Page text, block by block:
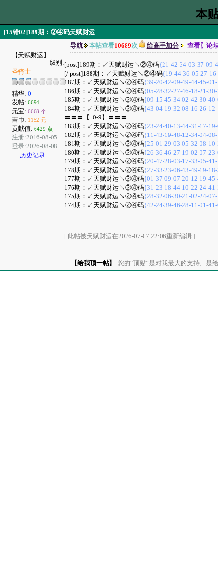
本
[15错02]189期：②④码天赋财运
【天赋财运】
级别:
圣骑士
精华: 0
发帖: 6694
元宝: 6668 个
吉币: 1152 元
贡献值: 6429 点
注册:2016-08-05
登录:2026-08-08
历史记录
导航 本帖查看10689次 给高手加分 查看〖论
[post]189期：↙天赋财运↘②④码{21-42-34-03-37-09-
[/ post]188期：↙天赋财运↘②④码{19-44-36-05-27-
187期：↙天赋财运↘②④码{39-20-42-09-49-44-45-
186期：↙天赋财运↘②④码{05-28-32-27-46-18-21-
185期：↙天赋财运↘②④码{09-15-45-34-02-42-30-
184期：↙天赋财运↘②④码{43-04-19-32-08-16-26-
〓〓〓【10-9】〓〓〓
183期：↙天赋财运↘②④码{23-24-40-13-44-31-17-
182期：↙天赋财运↘②④码{11-43-19-48-12-34-04-
181期：↙天赋财运↘②④码{25-01-29-03-05-32-08-
180期：↙天赋财运↘②④码{26-36-46-27-19-02-07-
179期：↙天赋财运↘②④码{20-47-28-03-17-33-05-
178期：↙天赋财运↘②④码{27-33-23-06-43-49-19-
177期：↙天赋财运↘②④码{01-37-09-07-20-12-19-
176期：↙天赋财运↘②④码{31-23-18-44-10-22-24-
175期：↙天赋财运↘②④码{28-32-06-30-21-02-24-
174期：↙天赋财运↘②④码{42-24-39-46-28-11-01-
[ 此帖被天赋财运在2026-07-07 22:06重新编辑 ]
【给我顶一帖】 您的“顶贴”是对我最大的支持、是